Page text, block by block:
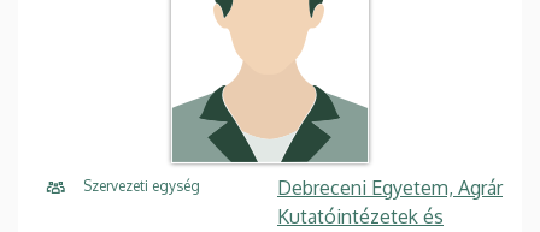
Szervezeti egység
Debreceni Egyetem, Agrár
Kutatóintézetek és